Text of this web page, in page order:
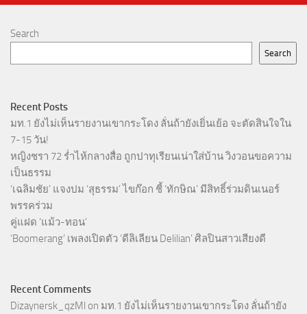
Search
Search
Recent Posts
มท.1 ยังไม่เห็นรายงานเขากระโดง ลั่นถ้ายังเยิ่นเย้อ จะตัดสินใจใน
7-15 วัน!
หญิงชรา 72 ร่ำไห้กลางสื่อ ถูกปาทุเรียนเน่าใส่บ้าน วิงวอนขอความ
เป็นธรรม
‘เฉลิมชัย’ แจงปม ‘สุธรรม’ ไขก๊อก ชี้ ‘ทักษิณ’ มีสิทธิ์ร่วมดินเนอร์
พรรคร่วม
คู่แฝด ‘แม้ว-ทอน’
‘Boomerang’ เพลงเปิดตัว ‘ดีลิเลียน Delilian’ ศิลปินสาวเสียงดี
Recent Comments
Dizaynersk_qzMl on มท.1 ยังไม่เห็นรายงานเขากระโดง ลั่นถ้ายัง